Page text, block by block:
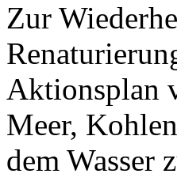
Zur
Aktionsplan
Meer,
dem Wasser